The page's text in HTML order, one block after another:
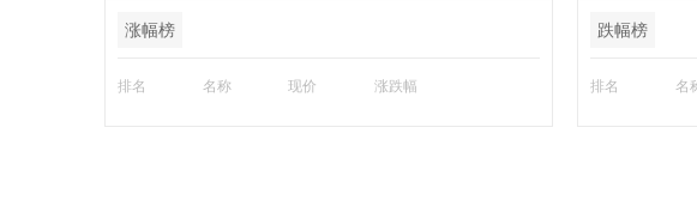
涨幅榜
排名 名称 现价 涨跌幅
跌幅榜
排名 名